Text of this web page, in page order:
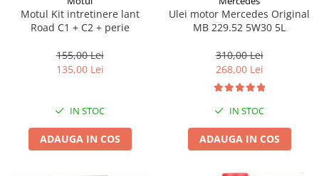
Curatare moto
Covor moto
Suporti si placi prindere
Motul Kit intretinere lant
Road C1 + C2 + perie
155,00 Lei
135,00 Lei
IN STOC
ADAUGA IN COS
Ulei motor Mercedes Original
MB 229.52 5W30 5L
310,00 Lei
268,00 Lei
IN STOC
ADAUGA IN COS